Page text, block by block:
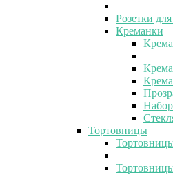
Розетки
Креманки
Тортовницы